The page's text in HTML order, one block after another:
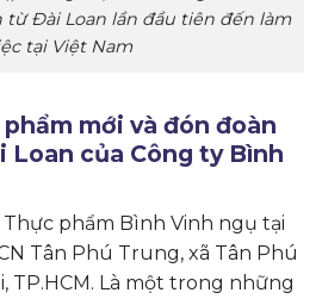
từ Đài Loan lần đầu tiên đến làm
tại Việt Nam
mới và đón đoàn
Loan của Công ty Bình
Thực phẩm Bình Vinh ngụ tại
Tân Phú Trung, xã Tân Phú
TP.HCM. Là một trong những